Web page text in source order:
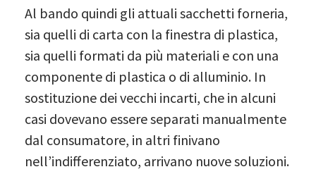
Al bando quindi gli attuali sacchetti forneria,
sia quelli di carta con la finestra di plastica,
sia quelli formati da più materiali e con una
componente di plastica o di alluminio. In
sostituzione dei vecchi incarti, che in alcuni
casi dovevano essere separati manualmente
dal consumatore, in altri finivano
nell’indifferenziato, arrivano nuove soluzioni.